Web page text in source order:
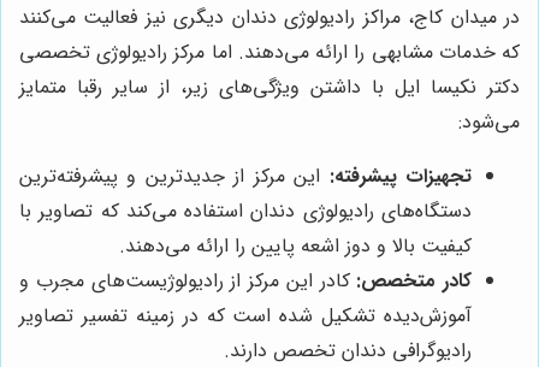
در میدان کاج، مراکز رادیولوژی دندان دیگری نیز فعالیت می‌کنند
که خدمات مشابهی را ارائه می‌دهند. اما مرکز رادیولوژی تخصصی
دکتر نکیسا ایل با داشتن ویژگی‌های زیر، از سایر رقبا متمایز
می‌شود:
تجهیزات پیشرفته: این مرکز از جدیدترین و پیشرفته‌ترین
دستگاه‌های رادیولوژی دندان استفاده می‌کند که تصاویر با
کیفیت بالا و دوز اشعه پایین را ارائه می‌دهند.
کادر متخصص: کادر این مرکز از رادیولوژیست‌های مجرب و
آموزش‌دیده تشکیل شده است که در زمینه تفسیر تصاویر
رادیوگرافی دندان تخصص دارند.